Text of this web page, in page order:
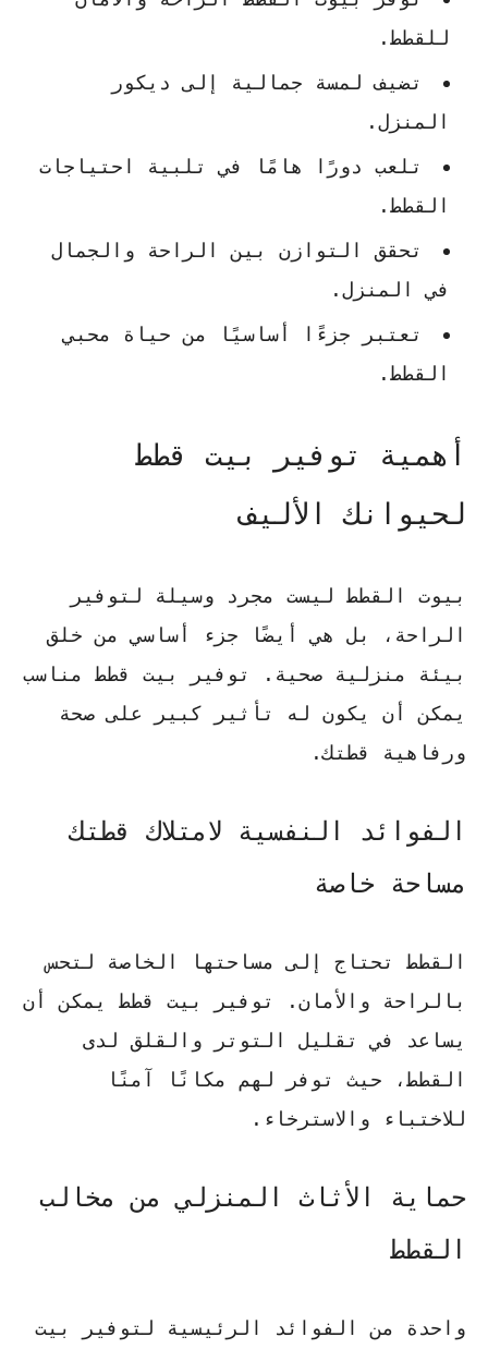
للقطط.
تضيف لمسة جمالية إلى ديكور
المنزل.
تلعب دورًا هامًا في تلبية احتياجات
القطط.
تحقق التوازن بين الراحة والجمال
في المنزل.
تعتبر جزءًا أساسيًا من حياة محبي
القطط.
أهمية توفير بيت قطط
لحيوانك الأليف
بيوت القطط ليست مجرد وسيلة لتوفير
الراحة، بل هي أيضًا جزء أساسي من خلق
بيئة منزلية صحية. توفير
بيت قطط مناسب
يمكن أن يكون له تأثير كبير على صحة
ورفاهية قطتك.
الفوائد النفسية لامتلاك قطتك
مساحة خاصة
القطط تحتاج إلى مساحتها الخاصة لتحس
بالراحة والأمان. توفير
بيت قطط يمكن أن
يساعد في تقليل التوتر والقلق لدى
القطط، حيث توفر لهم مكانًا آمنًا
للاختباء والاسترخاء.
حماية الأثاث المنزلي من مخالب
القطط
واحدة من الفوائد الرئيسية لتوفير
بيت